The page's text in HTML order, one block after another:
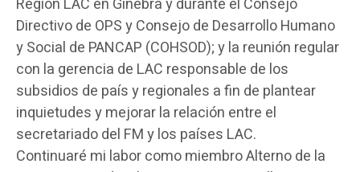
Región LAC en Ginebra y durante el Consejo
Directivo de OPS y Consejo de Desarrollo Humano
y Social de PANCAP (COHSOD); y la reunión regular
con la gerencia de LAC responsable de los
subsidios de país y regionales a fin de plantear
inquietudes y mejorar la relación entre el
secretariado del FM y los países LAC.
Continuaré mi labor como miembro Alterno de la